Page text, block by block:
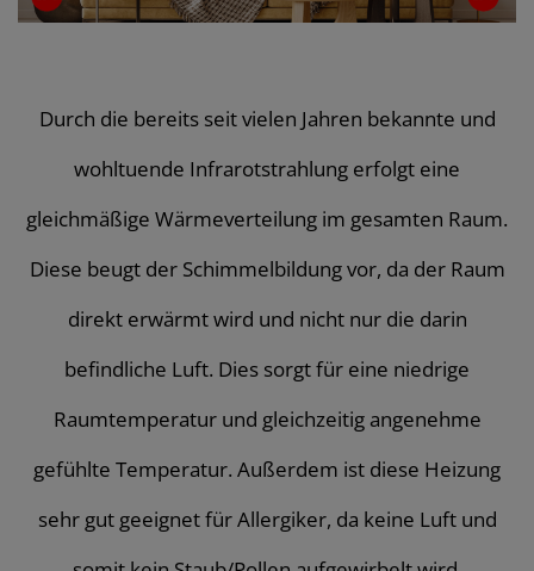
Durch die bereits seit vielen Jahren bekannte und
wohltuende Infrarotstrahlung erfolgt eine
gleichmäßige Wärmeverteilung im gesamten Raum.
Diese beugt der Schimmelbildung vor, da der Raum
direkt erwärmt wird und nicht nur die darin
befindliche Luft. Dies sorgt für eine niedrige
Raumtemperatur und gleichzeitig angenehme
gefühlte Temperatur. Außerdem ist diese Heizung
sehr gut geeignet für Allergiker, da keine Luft und